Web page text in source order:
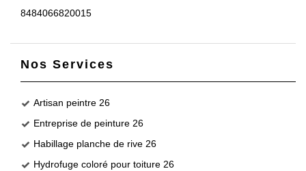
8484066820015
Nos Services
Artisan peintre 26
Entreprise de peinture 26
Habillage planche de rive 26
Hydrofuge coloré pour toiture 26